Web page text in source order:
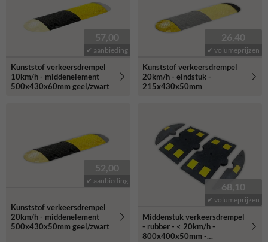
57,00
✔ aanbieding
Kunststof verkeersdrempel
10km/h - middenelement
500x430x60mm geel/zwart
26,40
✔ volumeprijzen
Kunststof verkeersdrempel
20km/h - eindstuk -
215x430x50mm
52,00
✔ aanbieding
Kunststof verkeersdrempel
20km/h - middenelement
500x430x50mm geel/zwart
68,10
✔ volumeprijzen
Middenstuk verkeersdrempel
- rubber - < 20km/h -
800x400x50mm -